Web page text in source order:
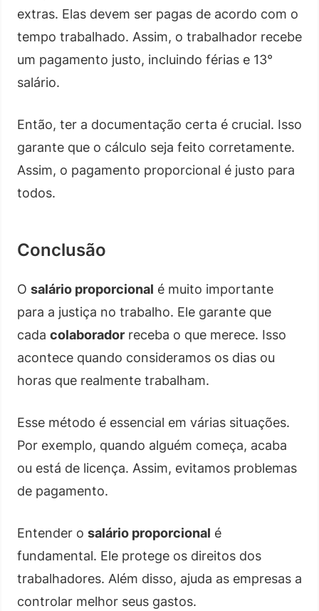
extras. Elas devem ser pagas de acordo com o
tempo trabalhado. Assim, o trabalhador recebe
um pagamento justo, incluindo férias e 13°
salário.
Então, ter a documentação certa é crucial. Isso
garante que o cálculo seja feito corretamente.
Assim, o pagamento proporcional é justo para
todos.
Conclusão
O salário proporcional é muito importante
para a justiça no trabalho. Ele garante que
cada colaborador receba o que merece. Isso
acontece quando consideramos os dias ou
horas que realmente trabalham.
Esse método é essencial em várias situações.
Por exemplo, quando alguém começa, acaba
ou está de licença. Assim, evitamos problemas
de pagamento.
Entender o salário proporcional é
fundamental. Ele protege os direitos dos
trabalhadores. Além disso, ajuda as empresas a
controlar melhor seus gastos.